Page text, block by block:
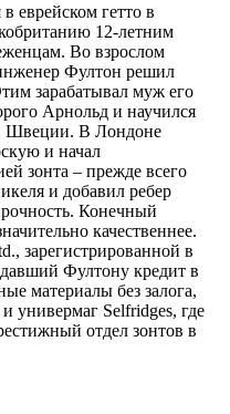
еврейском гетто в
12-летним
Во взрослом
Фултон решил
зарабатывал муж его
Арнольд и научился
Швеции. В Лондоне
и начал
зонта – прежде всего
и добавил ребер
Конечный
качественнее.
зарегистрированной в
Фултону кредит в
материалы без залога,
универмаг Selfridges, где
отдел зонтов в